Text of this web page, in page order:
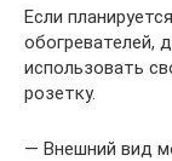
Если
обогревателей,
использовать
розетку.
— Внешний вид